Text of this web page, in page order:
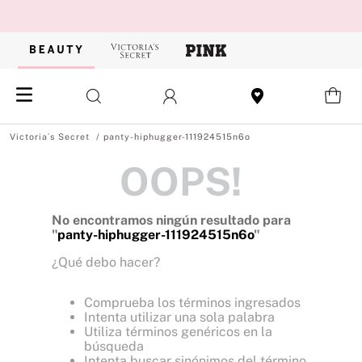
panty-hiphugger-111924515n6o
OOPS!
No encontramos ningún resultado para
"panty-hiphugger-111924515n6o"
¿Qué debo hacer?
Comprueba los términos ingresados
Intenta utilizar una sola palabra
Utiliza términos genéricos en la
búsqueda